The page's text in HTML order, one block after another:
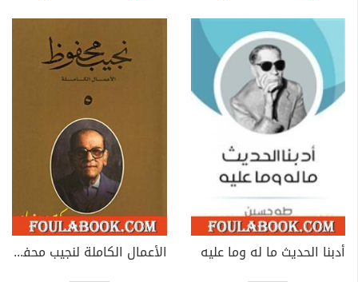
أدبنا الحديث ما له وما عليه
الأعمال الكاملة لنجيب محفوظ 5